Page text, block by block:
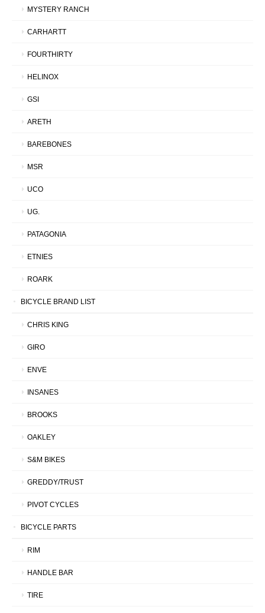
MYSTERY RANCH
CARHARTT
FOURTHIRTY
HELINOX
GSI
ARETH
BAREBONES
MSR
UCO
UG.
PATAGONIA
ETNIES
ROARK
BICYCLE BRAND LIST
CHRIS KING
GIRO
ENVE
INSANES
BROOKS
OAKLEY
S&M BIKES
GREDDY/TRUST
PIVOT CYCLES
BICYCLE PARTS
RIM
HANDLE BAR
TIRE